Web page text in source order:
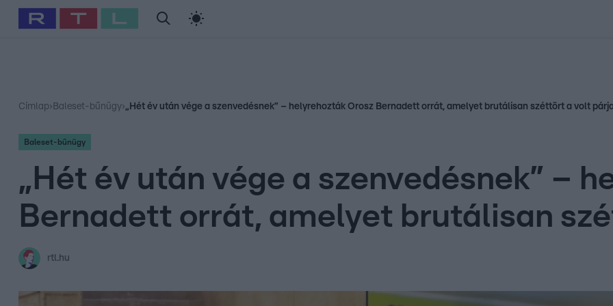
Babits Marcella Szellő István Most Wanted
Címlap› Baleset-bűnügy›„Hét év után vége a szenvedésnek” – helyrehozták Orosz Bernadett orrát, amelyet brutálisan széttört a volt párja
Baleset-bűnügy
„Hét év után vége a szenvedésnek” –
Bernadett orrát, amelyet brutálisan
rtl.hu